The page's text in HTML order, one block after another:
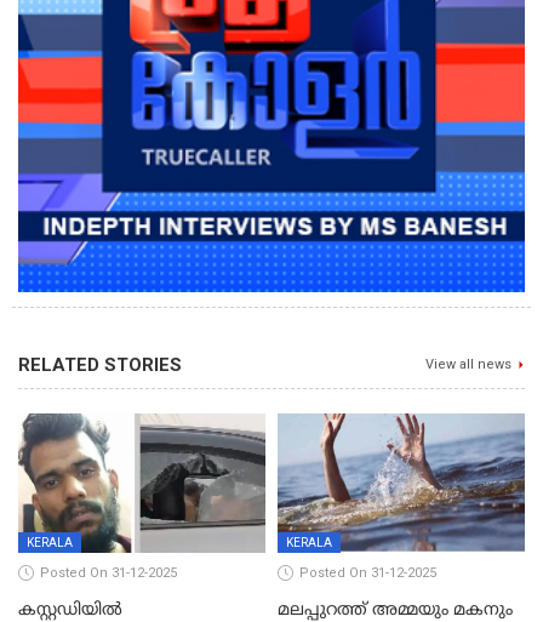
RELATED STORIES View all news
KERALA
Posted On 31-12-2025
കസ്റ്റഡിയിൽ
KERALA
Posted On 31-12-2025
മലപ്പുറത്ത് അമ്മയും മകനും